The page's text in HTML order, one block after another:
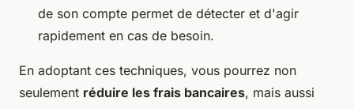
de son compte permet de détecter et d'agir
rapidement en cas de besoin.
En adoptant ces techniques, vous pourrez non
seulement réduire les frais bancaires, mais aussi